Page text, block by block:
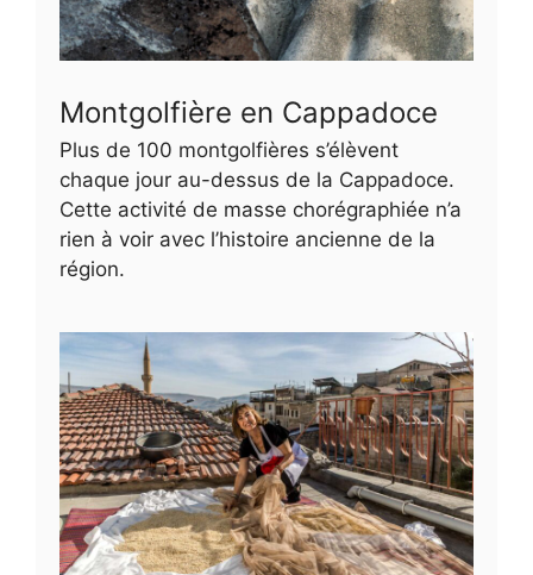
Montgolfière en Cappadoce
Plus de 100 montgolfières s’élèvent
chaque jour au-dessus de la Cappadoce.
Cette activité de masse chorégraphiée n’a
rien à voir avec l’histoire ancienne de la
région.